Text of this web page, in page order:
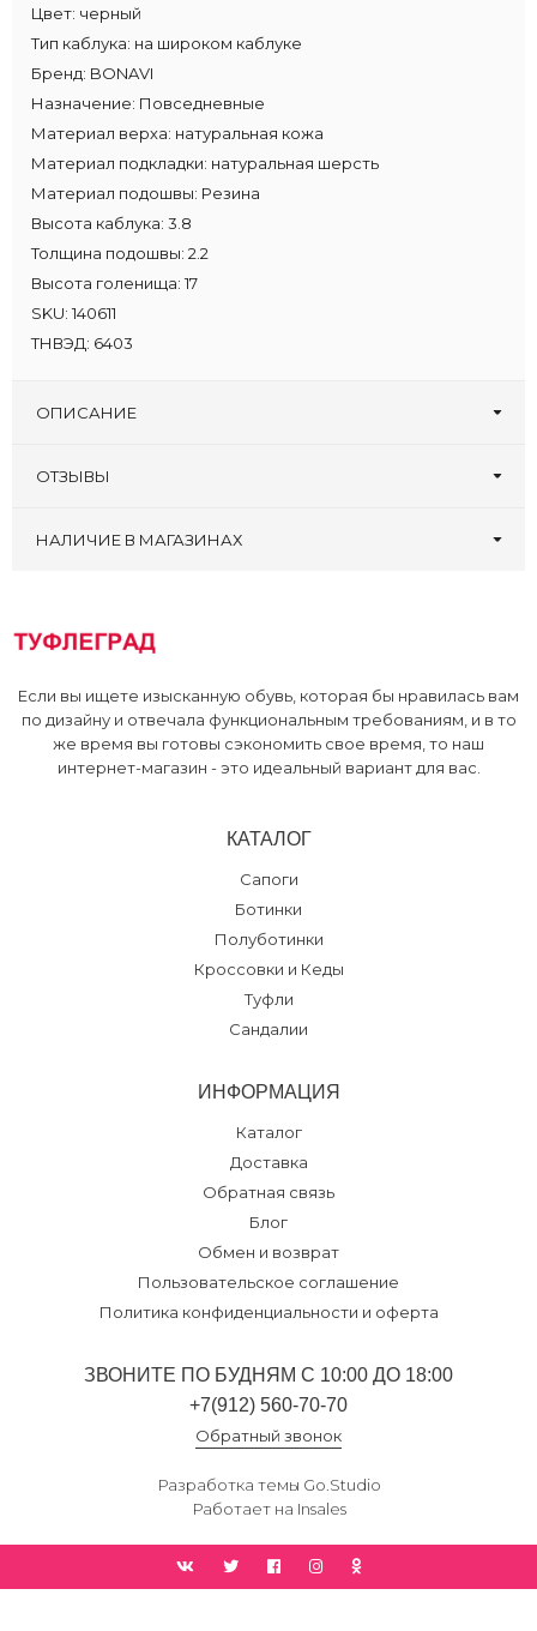
Цвет: черный
Тип каблука: на широком каблуке
Бренд: BONAVI
Назначение: Повседневные
Материал верха: натуральная кожа
Материал подкладки: натуральная шерсть
Материал подошвы: Резина
Высота каблука: 3.8
Толщина подошвы: 2.2
Высота голенища: 17
SKU: 140611
ТНВЭД: 6403
ОПИСАНИЕ
ОТЗЫВЫ
Оставьте первый отзыв!
НАЛИЧИЕ В МАГАЗИНАХ
Если вы ищете изысканную обувь, которая бы нравилась вам
по дизайну и отвечала функциональным требованиям, и в то
же время вы готовы сэкономить свое время, то наш
интернет-магазин - это идеальный вариант для вас.
КАТАЛОГ
Сапоги
Ботинки
Полуботинки
Кроссовки и Кеды
Туфли
Сандалии
ИНФОРМАЦИЯ
Каталог
Доставка
Обратная связь
Блог
Обмен и возврат
Пользовательское соглашение
Политика конфиденциальности и оферта
ЗВОНИТЕ ПО БУДНЯМ С 10:00 ДО 18:00
+7(912) 560-70-70
Обратный звонок
Разработка темы Go.Studio
Работает на Insales